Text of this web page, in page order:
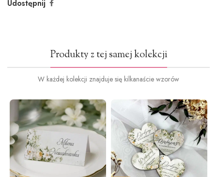
Udostępnij
Produkty z tej samej kolekcji
W każdej kolekcji znajduje się kilkanaście wzorów